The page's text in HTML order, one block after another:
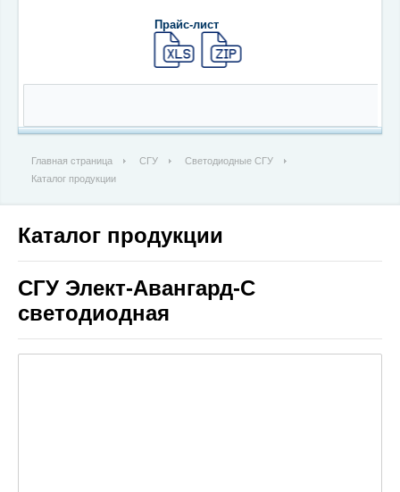
Прайс-лист
Главная страница СГУ
Светодиодные СГУ
Каталог продукции
Каталог продукции
СГУ Элект-Авангард-С
светодиодная